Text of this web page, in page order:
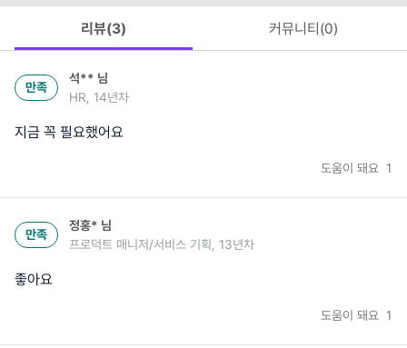
리뷰(3) 커뮤니티(0)
만족
석** 님
HR, 14년차
지금 꼭 필요했어요
도움이 돼요 1
만족
정홍* 님
프로덕트 매니저/서비스 기획, 13년차
좋아요
도움이 돼요 1